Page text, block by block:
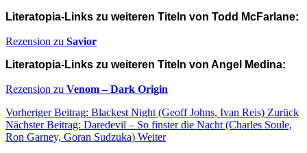
Literatopia-Links zu weiteren Titeln von Todd McFarlane:
Rezension zu Savior
Literatopia-Links zu weiteren Titeln von Angel Medina:
Rezension zu Venom – Dark Origin
Vorheriger Beitrag: Blackest Night (Geoff Johns, Ivan Reis) Zurück
Nächster Beitrag: Daredevil – So finster die Nacht (Charles Soule,
Ron Garney, Goran Sudzuka) Weiter